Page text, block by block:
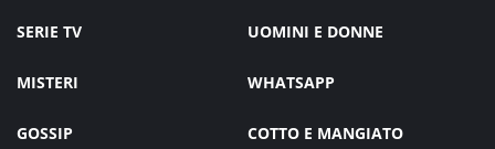
SERIE TV UOMINI E DONNE
MISTERI WHATSAPP
GOSSIP COTTO E MANGIATO